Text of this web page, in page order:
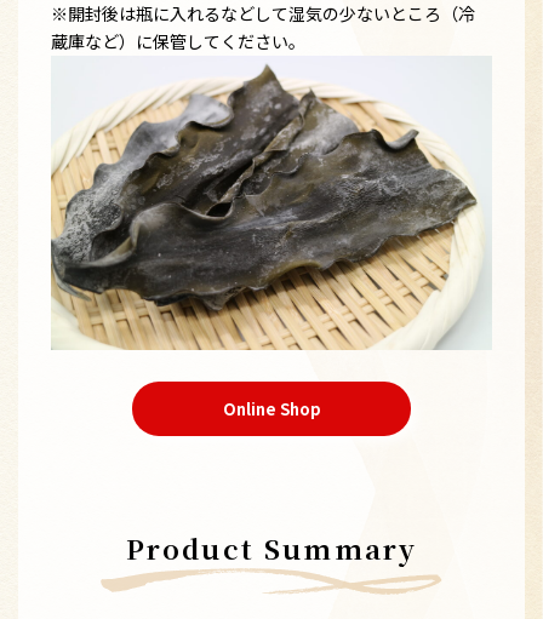
※開封後は瓶に入れるなどして湿気の少ないところ（冷
蔵庫など）に保管してください。
Online Shop
Product Summary